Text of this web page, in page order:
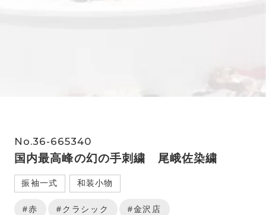
No.36-665340
国内最高峰の幻の手刺繍 尾峨佐染繍
振袖一式 和装小物
#赤 #クラシック #金沢店